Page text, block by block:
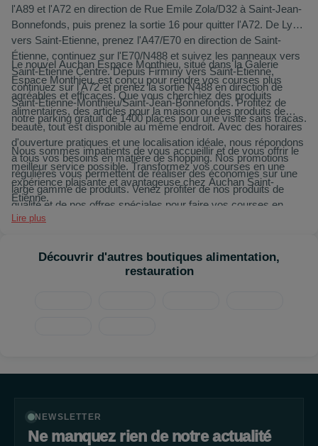
l'A89 et l'A72 en direction de Rue Emile Zola/D32 à Saint-Jean-
Bonnefonds, puis prenez la sortie 16 pour quitter l'A72. De Lyon
vers Saint-Etienne, prenez l'A47/E70 en direction de Saint-
Étienne, continuez sur l'E70/N488 et suivez les panneaux vers
Saint-Etienne Centre. Depuis Firminy vers Saint-Etienne,
continuez sur l'A72 et prenez la sortie N488 en direction de
Saint-Étienne-Monthieu/Saint-Jean-Bonnefonds. Profitez de
notre parking gratuit de 1400 places pour une visite sans tracas.
Le nouvel Auchan Espace Monthieu, situé dans la Galerie
Espace Monthieu, est conçu pour rendre vos courses plus
agréables et efficaces. Que vous cherchiez des produits
alimentaires, des articles pour la maison ou des produits de
beauté, tout est disponible au même endroit. Avec des horaires
d'ouverture pratiques et une localisation idéale, nous répondons
à tous vos besoins en matière de shopping. Nos promotions
régulières vous permettent de réaliser des économies sur une
large gamme de produits. Venez profiter de nos produits de
qualité et de nos offres spéciales pour faire vos courses en
toute tranquillité.
Nous sommes impatients de vous accueillir et de vous offrir le
meilleur service possible. Transformez vos courses en une
expérience plaisante et avantageuse chez Auchan Saint-
Etienne.
Lire plus
Découvrir d'autres boutiques alimentation,
restauration
NEWSLETTER
Ne manquez rien de notre actualité